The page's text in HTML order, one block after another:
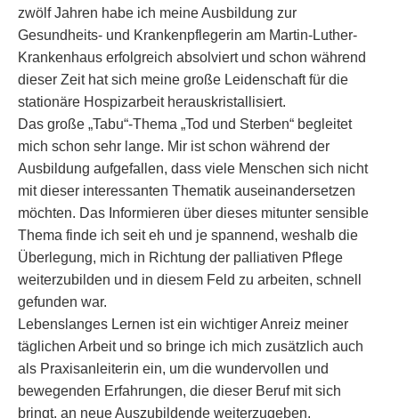
zwölf Jahren habe ich meine Ausbildung zur
Gesundheits- und Krankenpflegerin am Martin-Luther-
Krankenhaus erfolgreich absolviert und schon während
dieser Zeit hat sich meine große Leidenschaft für die
stationäre Hospizarbeit herauskristallisiert.
Das große „Tabu“-Thema „Tod und Sterben“ begleitet
mich schon sehr lange. Mir ist schon während der
Ausbildung aufgefallen, dass viele Menschen sich nicht
mit dieser interessanten Thematik auseinandersetzen
möchten. Das Informieren über dieses mitunter sensible
Thema finde ich seit eh und je spannend, weshalb die
Überlegung, mich in Richtung der palliativen Pflege
weiterzubilden und in diesem Feld zu arbeiten, schnell
gefunden war.
Lebenslanges Lernen ist ein wichtiger Anreiz meiner
täglichen Arbeit und so bringe ich mich zusätzlich auch
als Praxisanleiterin ein, um die wundervollen und
bewegenden Erfahrungen, die dieser Beruf mit sich
bringt, an neue Auszubildende weiterzugeben.